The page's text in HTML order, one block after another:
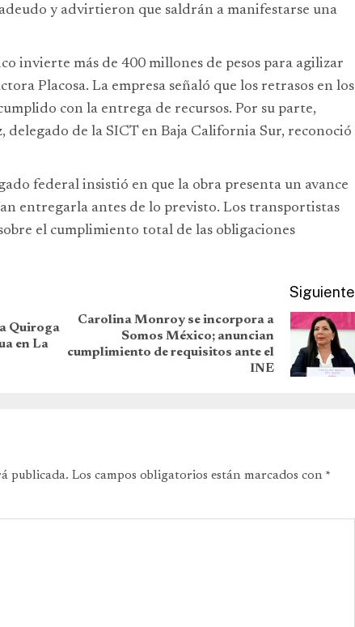
y advirtieron que saldrán a manifestarse una
invierte más de 400 millones de pesos para agilizar
Placosa. La empresa señaló que los retrasos en los
con la entrega de recursos. Por su parte,
de la SICT en Baja California Sur, reconoció
federal insistió en que la obra presenta un avance
entregarla antes de lo previsto. Los transportistas
el cumplimiento total de las obligaciones
Quiroga
en La
Siguiente
Carolina Monroy se incorpora a
Somos México; anuncian
cumplimiento de requisitos ante el
INE
publicada. Los campos obligatorios están marcados con *